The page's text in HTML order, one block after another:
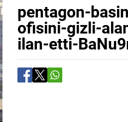
pentagon-
ofisini-gizli-
ilan-etti-